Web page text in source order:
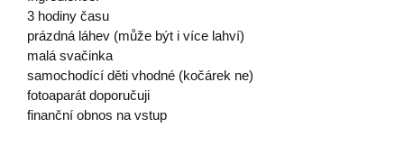
3 hodiny času
prázdná láhev (může být i více lahví)
malá svačinka
samochodící děti vhodné (kočárek ne)
fotoaparát doporučuji
finanční obnos na vstup